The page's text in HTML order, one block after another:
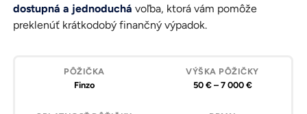
dostupná a jednoduchá voľba, ktorá vám pomôže
preklenúť krátkodobý finančný výpadok.
Výška
pôžičky
Splatnosť
RPMN
Požiadať
o
Finzo 50 € – 7 000 €